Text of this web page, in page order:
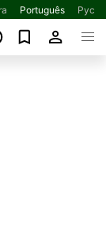
Português Рус